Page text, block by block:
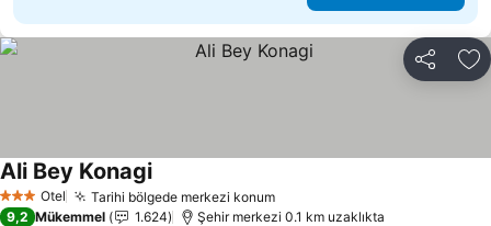
Paylaş
3 YıldızOtel Tarihi bölgede merkezi konumFiyatları görün
Ali Bey KonagiFiyatları görün
9,2 Mükemmel 1.624 Şehir merkezi 0.1 km uzaklıkta